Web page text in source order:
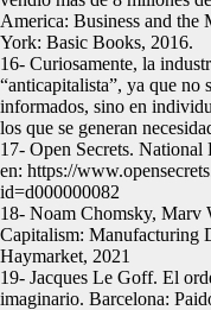
America: Business and
York: Basic Books, 2016.
16- Curiosamente, la
“anticapitalista”, ya que no
informados, sino en
los que se generan
17- Open Secrets.
en: https://
id=d000000082
18- Noam Chomsky, Marv
Capitalism: Manufacturing
Haymarket, 2021
19- Jacques Le Goff. El
imaginario. Barcelona: